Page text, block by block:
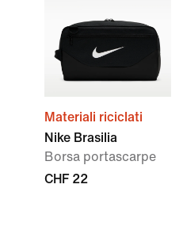
Materiali riciclati
Nike Brasilia
Borsa portascarpe
CHF 22